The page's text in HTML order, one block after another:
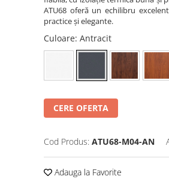
ATU68 oferă un echilibru
practice și elegante.
Culoare: Antracit
CERE OFERTA
Cod Produs: ATU68-M04-AN
Adauga la Favorite